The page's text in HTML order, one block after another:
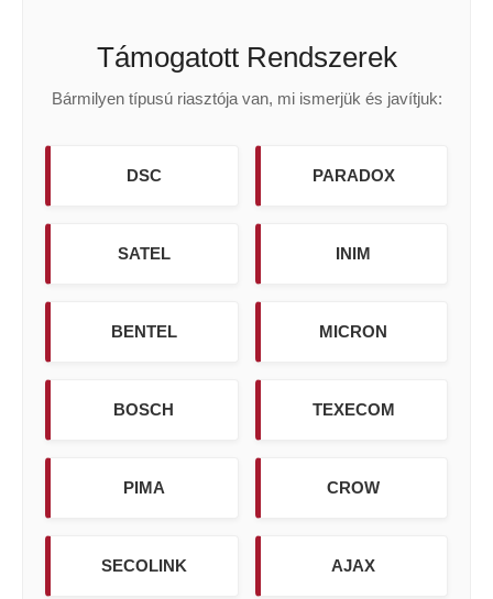
Támogatott Rendszerek
Bármilyen típusú riasztója van, mi ismerjük és javítjuk:
DSC PARADOX
SATEL INIM
BENTEL MICRON
BOSCH TEXECOM
PIMA CROW
SECOLINK AJAX